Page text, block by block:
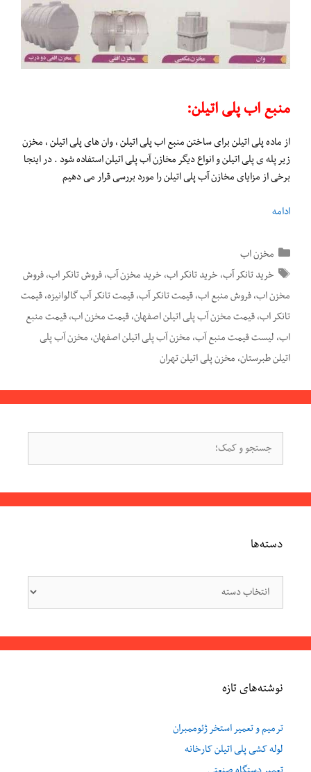
منبع اب پلی اتیلن:
از ماده پلی اتیلن برای ساختن منبع اب پلی اتیلن ، وان های پلی اتیلن ، مخزن
زیر پله ی پلی اتیلن و انواع دیگر مخازن آب پلی اتیلن استفاده شود . در اینجا
برخی از مزایای مخازن آب پلی اتیلن را مورد بررسی قرار می دهیم
ادامه
دسته‌ها
مخزن اب
برچسب‌ها
خرید تانکر آب، خرید تانکر اب، خرید مخزن آب،فروش تانکر اب،فروش
مخزن اب،فروش منبع اب،قیمت تانکر آب،قیمت تانکر آب گالوانیزه،قیمت
تانکر اب،قیمت مخزن آب پلی اتیلن اصفهان،قیمت مخزن اب،قیمت منبع
اب، لیست قیمت منبع آب، مخزن آب پلی اتیلن اصفهان، مخزن آب پلی
اتیلن طبرستان، مخزن پلی اتیلن تهران
برای:
دسته‌ها
دسته‌ها
نوشته‌های تازه
ترمیم و تعمیر استخر ژئوممبران
لوله کشی پلی اتیلن کارخانه